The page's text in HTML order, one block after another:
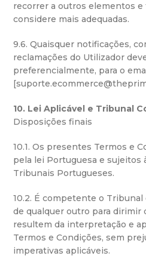
recorrer a outros elementos
considere mais adequadas.
9.6. Quaisquer notificações,
reclamações do Utilizador
preferencialmente, para o
10. Lei Aplicável e Tribunal
Disposições finais
10.1. Os presentes Termos e
pela lei Portuguesa e sujeitos
Tribunais Portugueses.
10.2. É competente o
de qualquer outro para dirimir
resultem da interpretação e
Termos e Condições, sem
imperativas aplicáveis.